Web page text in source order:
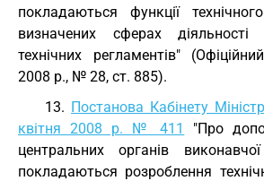
покладаються функції
визначених сферах
технічних регламентів"
2008 р., № 28, ст. 885).
13. Постанова Кабінету
квітня 2008 р. № 411
"Про
центральних органів
покладаються розроблення